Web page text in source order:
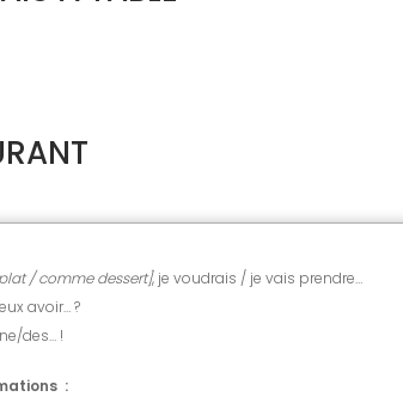
/ comme dessert], je voudrais / je vais prendre…
avoir… ?
des… !
: